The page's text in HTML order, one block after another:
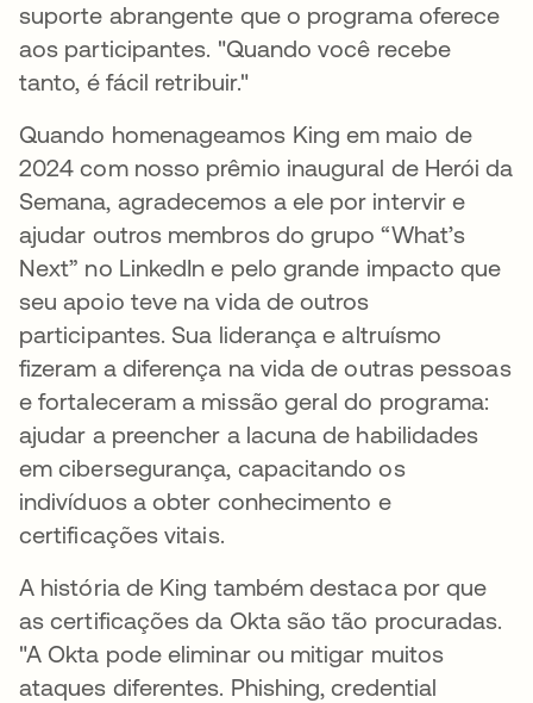
suporte abrangente que o programa oferece
aos participantes. "Quando você recebe
tanto, é fácil retribuir."
Quando homenageamos King em maio de
2024 com nosso prêmio inaugural de Herói da
Semana, agradecemos a ele por intervir e
ajudar outros membros do grupo “What’s
Next” no LinkedIn e pelo grande impacto que
seu apoio teve na vida de outros
participantes. Sua liderança e altruísmo
fizeram a diferença na vida de outras pessoas
e fortaleceram a missão geral do programa:
ajudar a preencher a lacuna de habilidades
em cibersegurança, capacitando os
indivíduos a obter conhecimento e
certificações vitais.
A história de King também destaca por que
as certificações da Okta são tão procuradas.
"A Okta pode eliminar ou mitigar muitos
ataques diferentes. Phishing, credential